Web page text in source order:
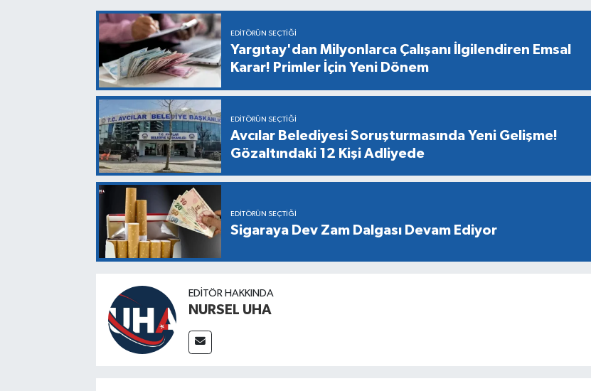
EDITÖRÜN SEÇTIĞI
Yargıtay'dan Milyonlarca Çalışanı İlgilendiren Emsal
Karar! Primler İçin Yeni Dönem
EDITÖRÜN SEÇTIĞI
Avcılar Belediyesi Soruşturmasında Yeni Gelişme!
Gözaltındaki 12 Kişi Adliyede
EDITÖRÜN SEÇTIĞI
Sigaraya Dev Zam Dalgası Devam Ediyor
EDITÖR HAKKINDA
NURSEL UHA